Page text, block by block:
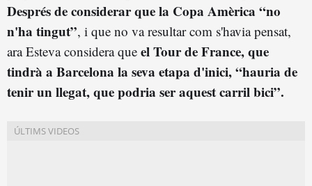
Després de considerar que la Copa Amèrica “no
n'ha tingut”, i que no va resultar com s'havia pensat,
ara Esteva considera que el Tour de France, que
tindrà a Barcelona la seva etapa d'inici, “hauria de
tenir un llegat, que podria ser aquest carril bici”.